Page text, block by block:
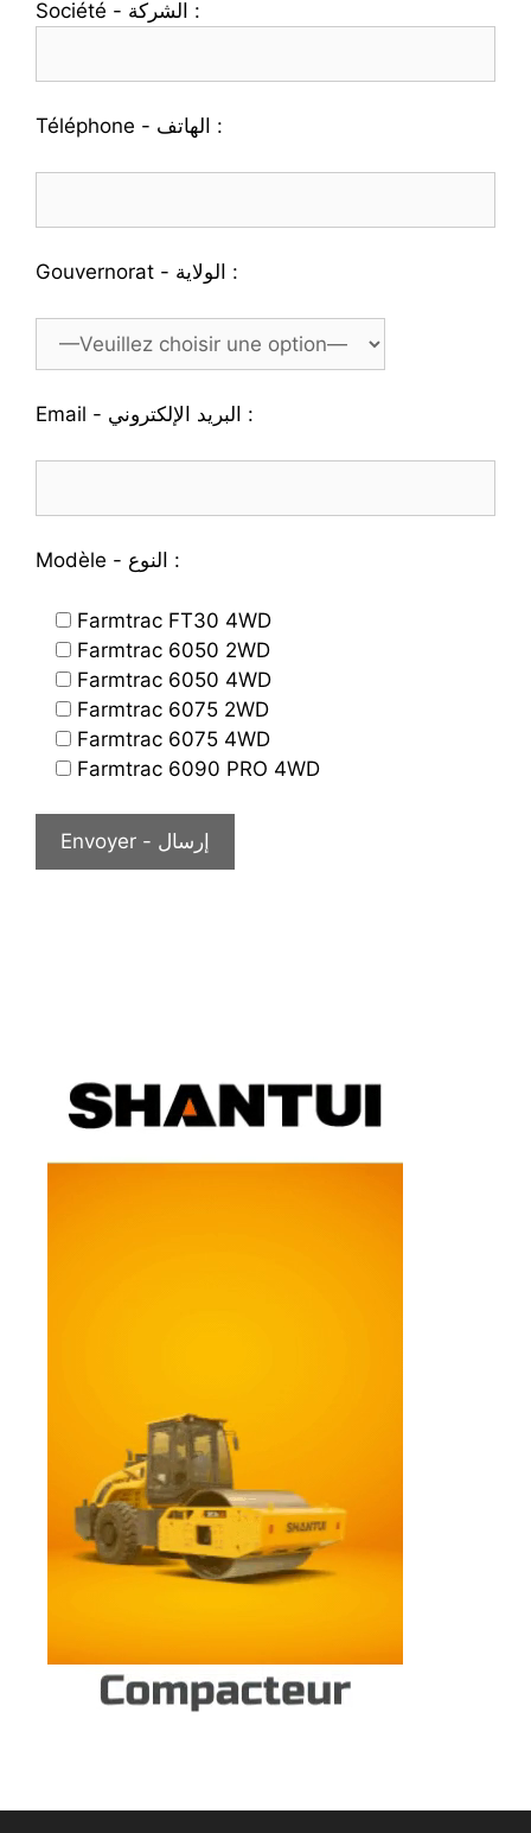
Société - الشركة :
Téléphone - الهاتف :
Gouvernorat - الولاية :
Email - البريد الإلكتروني :
Modèle - النوع :
Farmtrac FT30 4WD
Farmtrac 6050 2WD
Farmtrac 6050 4WD
Farmtrac 6075 2WD
Farmtrac 6075 4WD
Farmtrac 6090 PRO 4WD